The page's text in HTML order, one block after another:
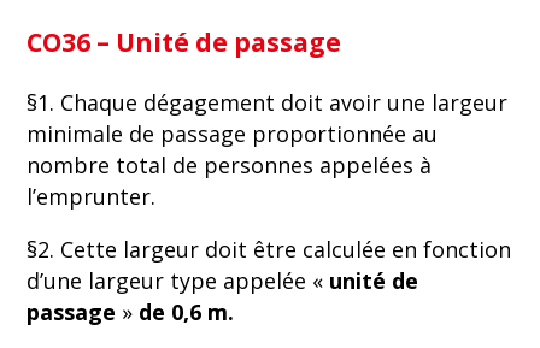
CO36 – Unité de passage
§1. Chaque dégagement doit avoir une largeur
minimale de passage proportionnée au
nombre total de personnes appelées à
l’emprunter.
§2. Cette largeur doit être calculée en fonction
d’une largeur type appelée « unité de
passage » de 0,6 m.